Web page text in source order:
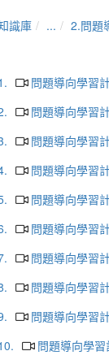
識庫 ... 2.問題
問題導向學習
問題導向學習
問題導向學習
問題導向學習
問題導向學習
問題導向學習
問題導向學習
問題導向學習
問題導向學習
問題導向學